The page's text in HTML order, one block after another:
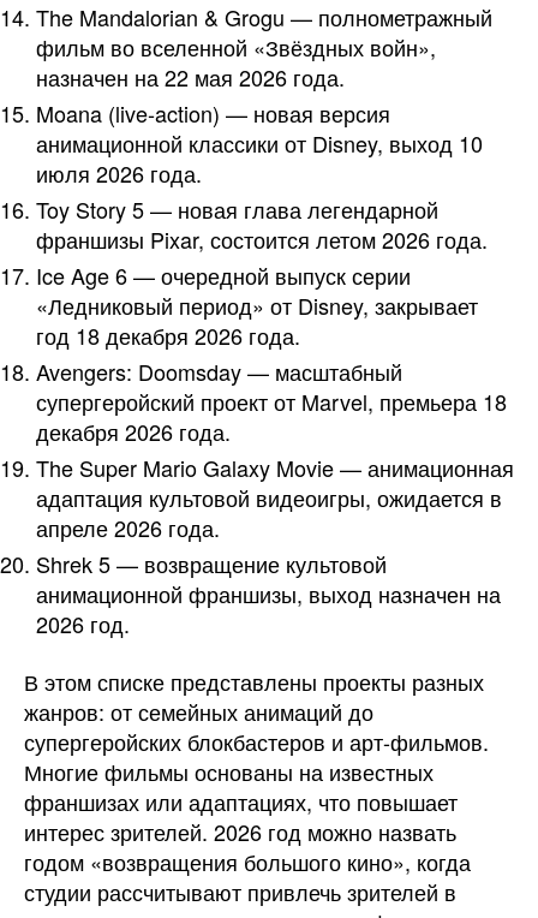
The Mandalorian & Grogu — полнометражный
фильм во вселенной «Звёздных войн»,
назначен на 22 мая 2026 года.
Moana (live‑action) — новая версия
анимационной классики от Disney, выход 10
июля 2026 года.
Toy Story 5 — новая глава легендарной
франшизы Pixar, состоится летом 2026 года.
Ice Age 6 — очередной выпуск серии
«Ледниковый период» от Disney, закрывает
год 18 декабря 2026 года.
Avengers: Doomsday — масштабный
супергеройский проект от Marvel, премьера 18
декабря 2026 года.
The Super Mario Galaxy Movie — анимационная
адаптация культовой видеоигры, ожидается в
апреле 2026 года.
Shrek 5 — возвращение культовой
анимационной франшизы, выход назначен на
2026 год.
В этом списке представлены проекты разных
жанров: от семейных анимаций до
супергеройских блокбастеров и арт-фильмов.
Многие фильмы основаны на известных
франшизах или адаптациях, что повышает
интерес зрителей. 2026 год можно назвать
годом «возвращения большого кино», когда
студии рассчитывают привлечь зрителей в